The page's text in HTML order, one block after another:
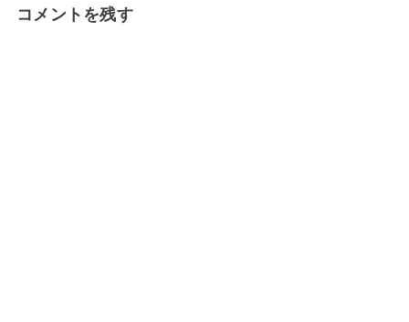
コメントを残す